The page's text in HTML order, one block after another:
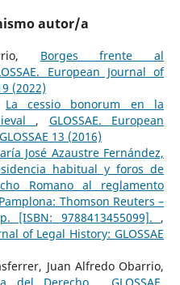
autor/a
Borges frente al
European Journal of
(2022)
La cessio bonorum en la
, GLOSSAE. European
13 (2016)
José Azaustre Fernández,
habitual y foros de
Romano al reglamento
Thomson Reuters –
[ISBN: 9788413455099]. ,
of Legal History: GLOSSAE
Juan Alfredo Obarrio,